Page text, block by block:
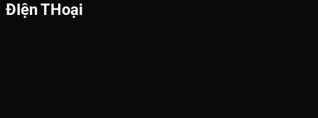
ĐIện THoại